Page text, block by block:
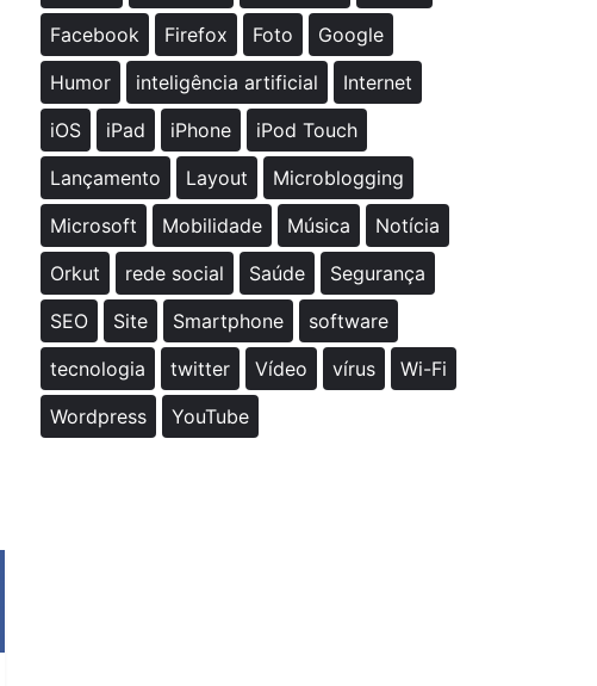
Facebook
Firefox Foto
Google
Humor
inteligência artificial
Internet
iOS
iPad iPhone
iPod Touch
Lançamento
Layout
Microblogging
Microsoft
Mobilidade Música
Notícia
Orkut
rede social Saúde
Segurança
SEO
Site Smartphone
software
tecnologia
twitter Vídeo vírus
Wi-Fi
Wordpress
YouTube